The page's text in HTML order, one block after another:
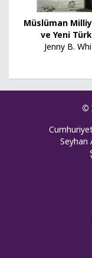
Müslüman
ve Yeni
Jenny B.
©
Seyhan